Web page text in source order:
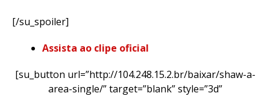
[/su_spoiler]
Assista ao clipe oficial
[su_button url=”http://104.248.15.2.br/baixar/shaw-a-
area-single/” target=”blank” style=”3d”